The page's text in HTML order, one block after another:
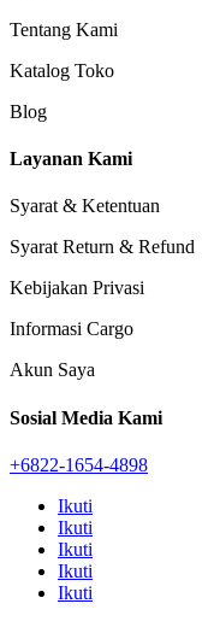
Tentang Kami
Katalog Toko
Blog
Layanan Kami
Syarat & Ketentuan
Syarat Return & Refund
Kebijakan Privasi
Informasi Cargo
Akun Saya
Sosial Media Kami
+6822-1654-4898
Ikuti
Ikuti
Ikuti
Ikuti
Ikuti